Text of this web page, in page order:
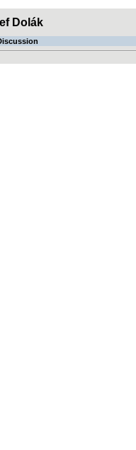
Dolák